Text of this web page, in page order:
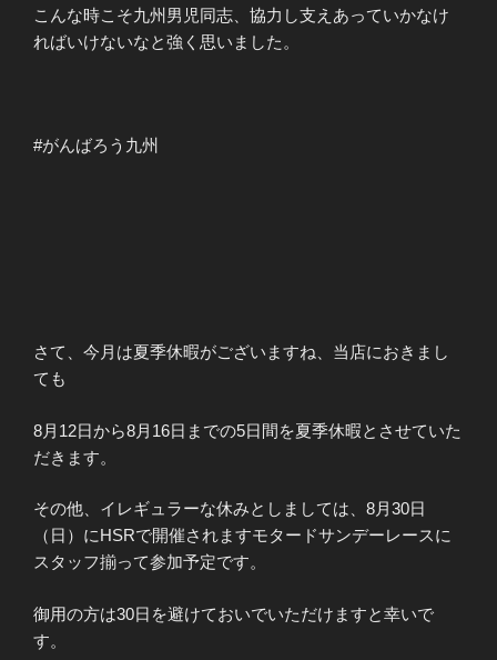
こんな時こそ九州男児同志、協力し支えあっていかなけ
ればいけないなと強く思いました。
#がんばろう九州
さて、今月は夏季休暇がございますね、当店におきまし
ても
8月12日から8月16日までの5日間を夏季休暇とさせていた
だきます。
その他、イレギュラーな休みとしましては、8月30日
（日）にHSRで開催されますモタードサンデーレースに
スタッフ揃って参加予定です。
御用の方は30日を避けておいでいただけますと幸いで
す。